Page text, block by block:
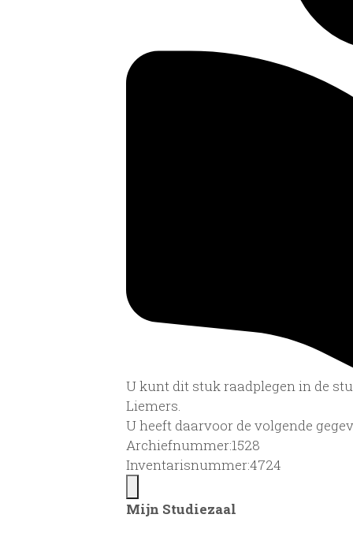
U kunt dit stuk raadplegen in de
Liemers.
U heeft daarvoor de volgende
Archiefnummer:1528
Inventarisnummer:4724
Mijn Studiezaal